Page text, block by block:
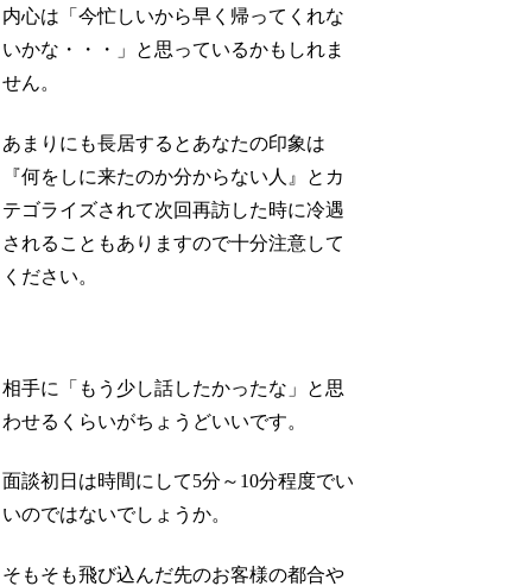
内心は「今忙しいから早く帰ってくれな
いかな・・・」と思っているかもしれま
せん。
あまりにも長居するとあなたの印象は
『何をしに来たのか分からない人』とカ
テゴライズされて次回再訪した時に冷遇
されることもありますので十分注意して
ください。
相手に「もう少し話したかったな」と思
わせるくらいがちょうどいいです。
面談初日は時間にして5分～10分程度でい
いのではないでしょうか。
そもそも飛び込んだ先のお客様の都合や